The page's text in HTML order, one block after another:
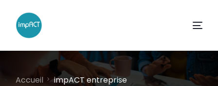
Accueil impACT entreprise